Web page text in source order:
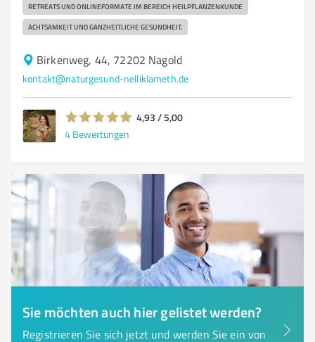
RETREATS UND ONLINEFORMATE IM BEREICH HEILPFLANZENKUNDE
ACHTSAMKEIT UND GANZHEITLICHE GESUNDHEIT.
Birkenweg, 44, 72202 Nagold
kontakt@naturgesund-nelliklameth.de
4,93 / 5,00
4 Bewertungen
Sie möchten auch hier gelistet werden?
Registrieren Sie sich jetzt und werden Sie ein von